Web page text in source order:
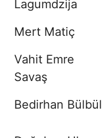
Lagumdzija
Mert Matiç
Vahit Emre
Savaş
Bedirhan Bülbül